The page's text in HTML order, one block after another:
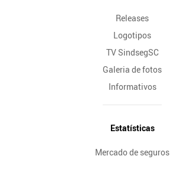
Releases
Logotipos
TV SindsegSC
Galeria de fotos
Informativos
Estatísticas
Mercado de seguros